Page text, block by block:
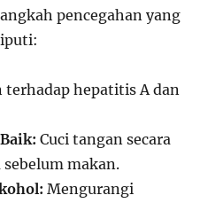
pencegahan yang
terhadap hepatitis A dan
Cuci tangan secara
makan.
Mengurangi